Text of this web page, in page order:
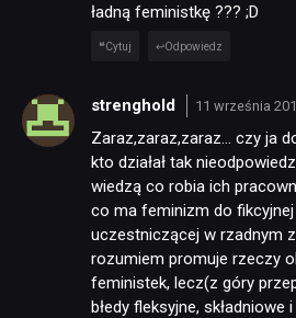
ładną feministkę ??? ;D
Cytuj Odpowiedz
strenghold 11 września
Zaraz,zaraz,zaraz… czy ja
kto działał tak
wiedzą co robia ich
co ma feminizm do
uczestniczącej w rzadnym
rozumiem promuje rzeczy
feministek, lecz(z góry
błedy fleksyjne,